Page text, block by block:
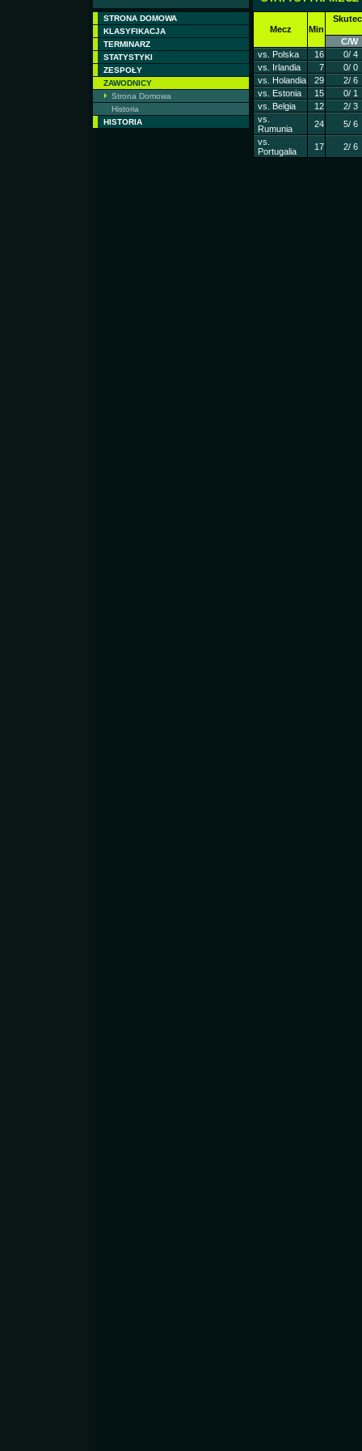
STRONA DOMOWA
KLASYFIKACJA
TERMINARZ
STATYSTYKI
ZESPOŁY
ZAWODNICY
Strona Domowa
Historia
HISTORIA
Mecz Min
C/W
vs. Polska
16
0/ 4
vs. Irlandia
7
0/ 0
vs. Holandia
29
2/ 6
vs. Estonia
15
0/ 1
vs. Belgia
12
2/ 3
vs.
Rumunia
24
5/ 6
vs.
Portugalia
17 2/ 6